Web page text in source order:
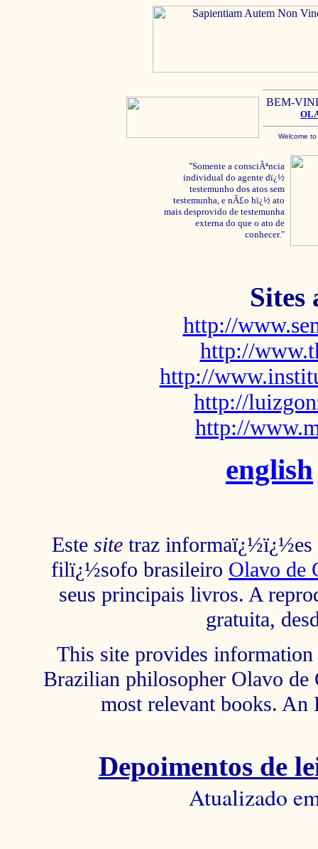
BEM-
Welcome
"Somente a consciÃªncia
individual do agente dï¿½
testemunho dos atos sem
testemunha, e nÃ£o hï¿½ ato
mais desprovido de testemunha
externa do que o ato de
conhecer."
Sites
http://
http://
http://
http://
http://
english
Este site traz informaï¿½ï¿½es
filï¿½sofo brasileiro Olavo de
seus principais livros. A
gratuita,
This site provides
Brazilian philosopher Olavo de
most relevant books.
Depoimentos de
Atualizado